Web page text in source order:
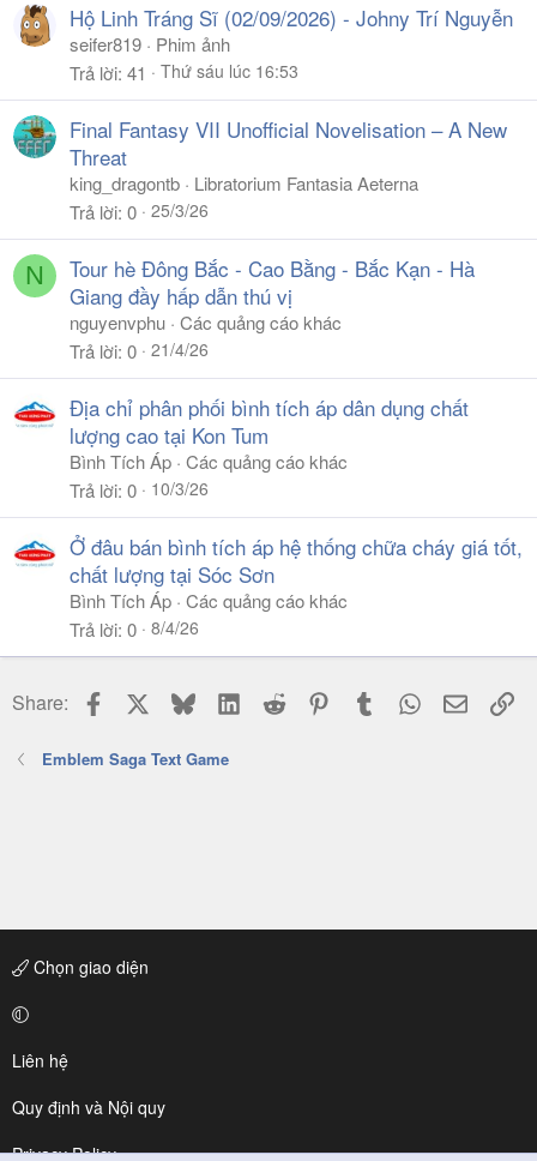
Hộ Linh Tráng Sĩ (02/09/2026) - Johny Trí Nguyễn
seifer819
Phim ảnh
Trả lời 41 Thứ sáu lúc 16:53
Final Fantasy VII Unofficial Novelisation – A New
Threat
king_dragontb
Libratorium Fantasia Aeterna
Trả lời 0 25/3/26
N
Tour hè Đông Bắc - Cao Bằng - Bắc Kạn - Hà
Giang đầy hấp dẫn thú vị
nguyenvphu Các quảng cáo khác
Trả lời 0 21/4/26
Địa chỉ phân phối bình tích áp dân dụng chất
lượng cao tại Kon Tum
Bình Tích Áp Các quảng cáo khác
Trả lời 0 10/3/26
Ở đâu bán bình tích áp hệ thống chữa cháy giá tốt,
chất lượng tại Sóc Sơn
Bình Tích Áp Các quảng cáo khác
Trả lời 0 8/4/26
Share: Facebook BlueskyLinkedIn
Reddit PinterestTumblr WhatsApp
Email
Emblem Saga Text Game
Chọn giao diện
Liên hệ
Quy định và Nội quy
Privacy Policy